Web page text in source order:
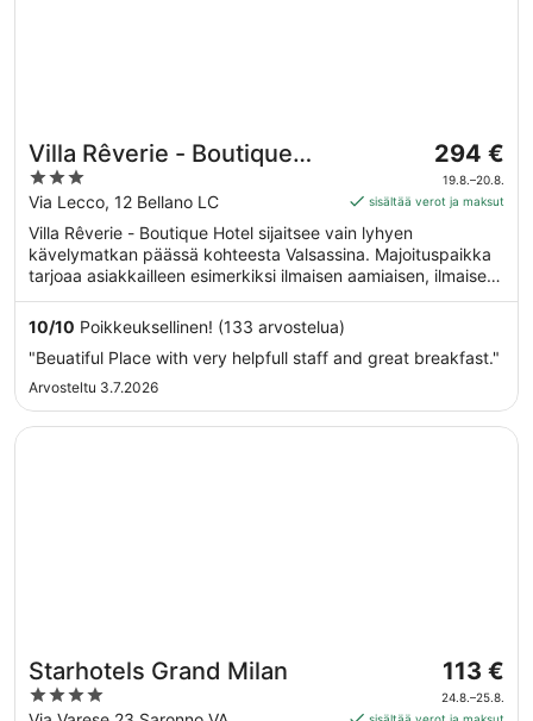
Villa Rêverie - Boutique
Hotel
3
out
of
5
Via Lecco, 12 Bellano LC
Hinta
on
294 €
ajalle
294 €
19.8.–20.8.
sisältää verot ja maksut
Villa Rêverie - Boutique Hotel sijaitsee vain lyhyen
kävelymatkan päässä kohteesta Valsassina. Majoituspaikka
tarjoaa asiakkailleen esimerkiksi ilmaisen aamiaisen, ilmaisen
Wi-Fi-yhteyden yleisissä tiloissa ja kattoterassin.
10/10 Poikkeuksellinen! (133 arvostelua)
"Beuatiful Place with very helpfull staff and great breakfast."
Arvosteltu 3.7.2026
Starhotels Grand Milan
4
Hinta
on
113 €
113 €
24.8.–25.8.
sisältää verot ja maksut
Avautuu uuteen ikkunaan
Starhotels Grand Milan